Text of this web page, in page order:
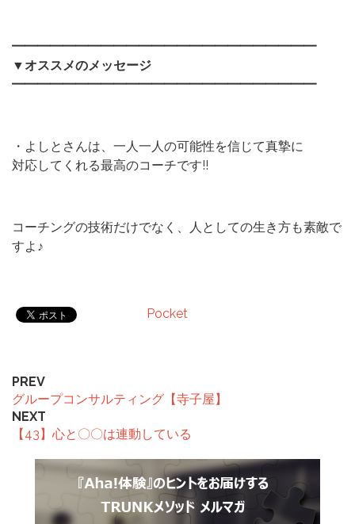
━━━━━━━━━━━━━━━━━━━━━━━━
▼オススメのメッセージ
━━━━━━━━━━━━━━━━━━━━━━━━
・よしとさんは、一人一人の可能性を信じて真摯に
対応してくれる最高のコーチです!!
コーチングの技術だけでなく、人としての生き方も素敵で
すよ♪
Pocket
PREV
グループコンサルティング【寺子屋】
NEXT
【43】心と〇〇は連動している